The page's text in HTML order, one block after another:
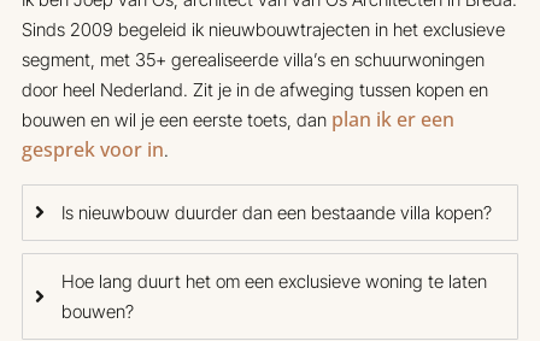
Sinds 2009 begeleid ik nieuwbouwtrajecten in het exclusieve
segment, met 35+ gerealiseerde villa’s en schuurwoningen
door heel Nederland. Zit je in de afweging tussen kopen en
bouwen en wil je een eerste toets, dan plan ik er een
gesprek voor in.
Is nieuwbouw duurder dan een bestaande villa kopen?
Hoe lang duurt het om een exclusieve woning te laten
bouwen?